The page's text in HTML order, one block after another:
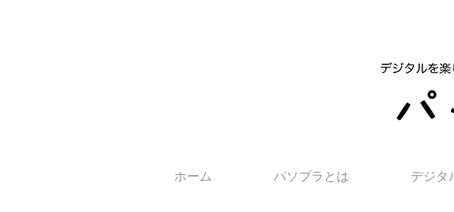
ホーム パソプラとは デジタ